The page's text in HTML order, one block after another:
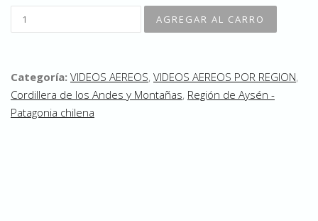
Categoría: VIDEOS AEREOS, VIDEOS AEREOS POR REGION,
Cordillera de los Andes y Montañas, Región de Aysén -
Patagonia chilena